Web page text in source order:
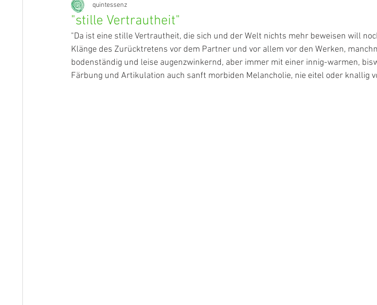
"stille Vertrautheit"
quintessenz
"Da ist eine stille Vertrautheit, die sich und der Welt nichts mehr beweisen will
Klänge des Zurücktretens vor dem Partner und vor allem vor den Werken,
bodenständig und leise augenzwinkernd, aber immer mit einer innig-warmen,
Färbung und Artikulation auch sanft morbiden Melancholie, nie eitel oder knallig